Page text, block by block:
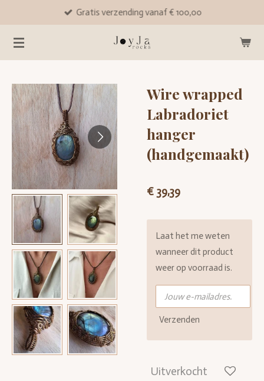
naar
de
Gratis verzending vanaf € 100,00
Wire wrapped
Labradoriet
hanger
(handgemaakt)
€ 39,39
Laat het me weten
wanneer dit product
weer op voorraad is.
Verzenden
Uitverkocht